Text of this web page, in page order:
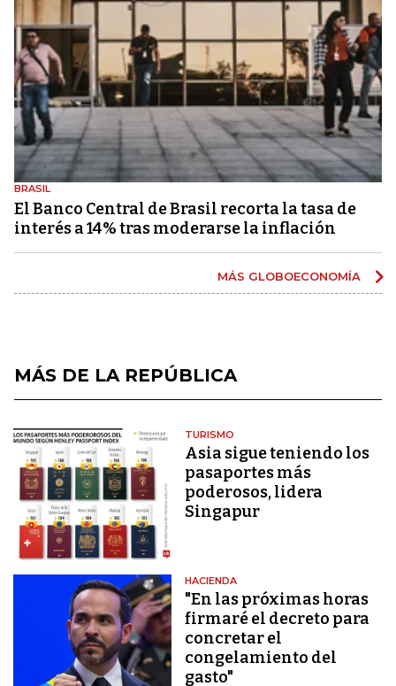
BRASIL
El Banco Central de Brasil recorta la tasa de
interés a 14% tras moderarse la inflación
MÁS GLOBOECONOMÍA
MÁS DE LA REPÚBLICA
TURISMO
Asia sigue teniendo los
pasaportes más
poderosos, lidera
Singapur
HACIENDA
"En las próximas horas
firmaré el decreto para
concretar el
congelamiento del
gasto"